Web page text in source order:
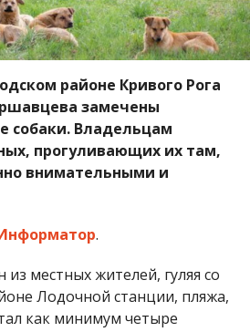
районе Кривого Рога
замечены
собаки. Владельцам
прогуливающих их там,
внимательными и
.
местных жителей, гуляя со
Лодочной станции, пляжа,
как минимум четыре